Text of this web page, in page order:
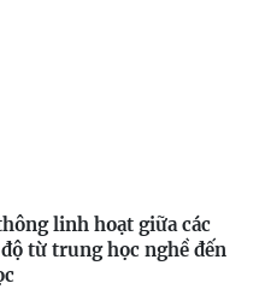
linh hoạt giữa các
từ trung học nghề đến